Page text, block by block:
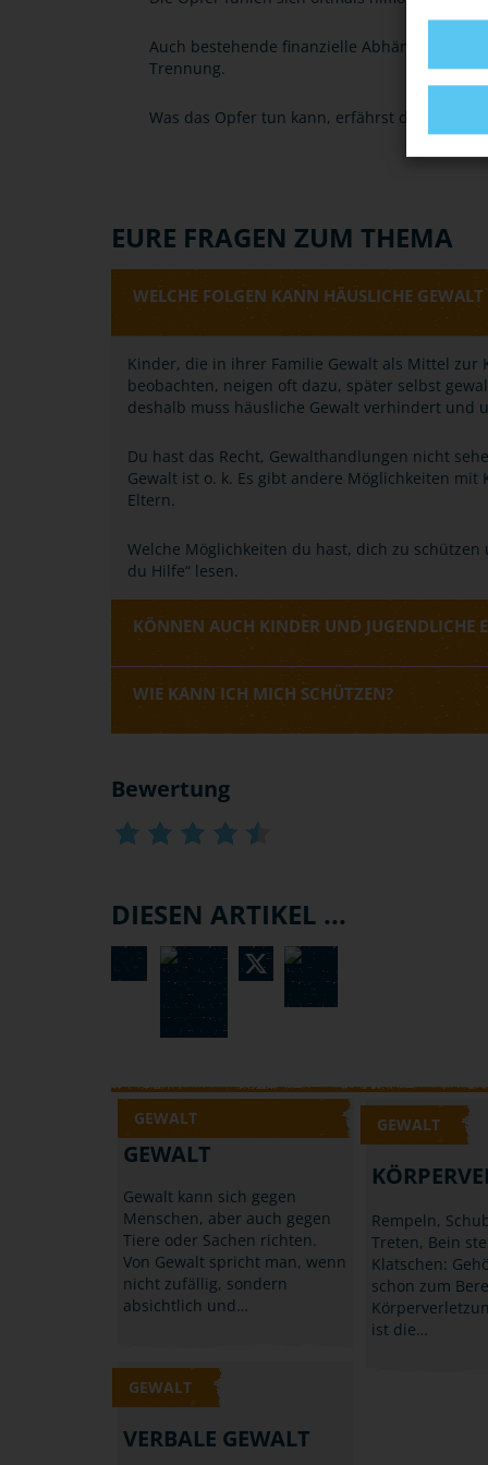
Auch bestehende finanzielle Abhängigkeiten
Trennung.
Was das Opfer tun kann, erfährst du unter
EURE FRAGEN ZUM THEMA
WELCHE FOLGEN KANN HÄUSLICHE
Kinder, die in ihrer Familie Gewalt als Mittel
beobachten, neigen oft dazu, später selbst
deshalb muss häusliche Gewalt verhindert und
Du hast das Recht, Gewalthandlungen nicht
Gewalt ist o. k. Es gibt andere Möglichkeiten
Eltern.
Welche Möglichkeiten du hast, dich zu
du Hilfe“ lesen.
KÖNNEN AUCH KINDER UND JUGENDLICHE
WIE KANN ICH MICH SCHÜTZEN?
Bewertung
DIESEN ARTIKEL ...
GEWALT
GEWALT
Gewalt kann sich gegen
Menschen, aber auch gegen
Tiere oder Sachen richten.
Von Gewalt spricht man, wenn
nicht zufällig, sondern
absichtlich und…
GEWALT
Rempeln,
Treten, Bein
Klatschen:
schon zum
ist die…
GEWALT
VERBALE GEWALT